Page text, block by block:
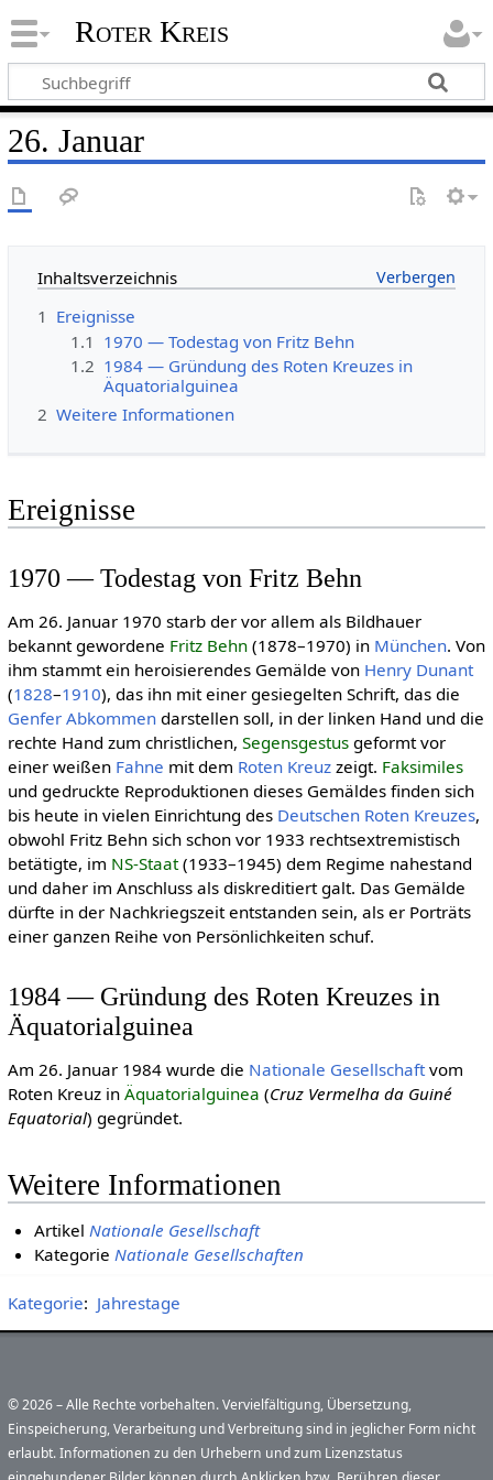
Roter Kreis
26. Januar
Inhaltsverzeichnis
1 Ereignisse
1.1 1970 — Todestag von Fritz Behn
1.2 1984 — Gründung des Roten Kreuzes in
Äquatorialguinea
2 Weitere Informationen
Ereignisse
1970 — Todestag von Fritz Behn
Am 26. Januar 1970 starb der vor allem als Bildhauer
bekannt gewordene Fritz Behn(1878–1970) in München. Von
ihm stammt ein heroisierendes Gemälde von Henry Dunant
(1828–1910), das ihn mit einer gesiegelten Schrift, das die
Genfer Abkommendarstellen soll, in der linken Hand und die
rechte Hand zum christlichen, Segensgestusgeformt vor
einer weißen Fahne mit dem Roten Kreuzzeigt. Faksimiles
und gedruckte Reproduktionen dieses Gemäldes finden sich
bis heute in vielen Einrichtung des Deut­schen Roten Kreu­zes,
obwohl Fritz Behn sich schon vor 1933 rechtsextremistisch
betätigte, im NS-Staat(1933–1945) dem Regime nahestand
und daher im Anschluss als diskreditiert galt. Das Gemälde
dürfte in der Nachkriegszeit entstanden sein, als er Porträts
einer ganzen Reihe von Persönlichkeiten schuf.
1984 — Gründung des Roten Kreuzes in
Äquatorialguinea
Am 26. Januar 1984 wurde die Nationale Gesellschaftvom
Roten Kreuz in Äquatorialguinea (Cruz Vermelha da Guiné
Equatorial) gegründet.
Weitere Informationen
ArtikelNationale Gesellschaft
KategorieNationale Gesellschaften
Kategorie: Jahrestage
© 2026 – Alle Rechte vorbehalten. Vervielfältigung, Übersetzung,
Einspeicherung, Verarbeitung und Verbreitung sind in jeglicher Form nicht
erlaubt. Informationen zu den Urhebern und zum Lizenzstatus